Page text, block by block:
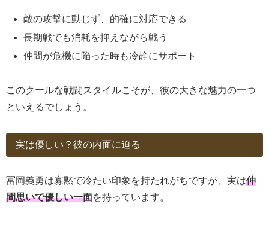
敵の攻撃に動じず、的確に対応できる
長期戦でも消耗を抑えながら戦う
仲間が危機に陥った時も冷静にサポート
このクールな戦闘スタイルこそが、彼の大きな魅力の一つ
といえるでしょう。
実は優しい？彼の内面に迫る
冨岡義勇は寡黙で冷たい印象を持たれがちですが、実は仲
間思いで優しい一面を持っています。